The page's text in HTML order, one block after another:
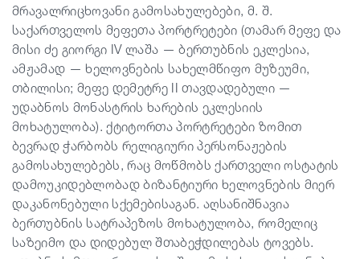
მრავალრიცხოვანი გამოსახულებები, მ. შ.
საქართველოს მეფეთა პორტრეტები (თამარ მეფე და
მისი ძე გიორგი IV ლაშა — ბერთუბნის ეკლესია,
ამჟამად — ხელოვნების სახელმწიფო მუზეუმი,
თბილისი; მეფე დემეტრე II თავდადებული —
უდაბნოს მონასტრის ხარების ეკლესიის
მოხატულობა). ქტიტორთა პორტრეტები ზომით
ბევრად ჭარბობს რელიგიური პერსონაჟების
გამოსახულებებს, რაც მოწმობს ქართველი ოსტატის
დამოუკიდებლობად ბიზანტიური ხელოვნების მიერ
დაკანონებული სქემებისაგან. აღსანიშნავია
ბერთუბნის სატრაპეზოს მოხატულობა, რომელიც
საზეიმო და დიდებულ შთაბეჭდილებას ტოვებს.